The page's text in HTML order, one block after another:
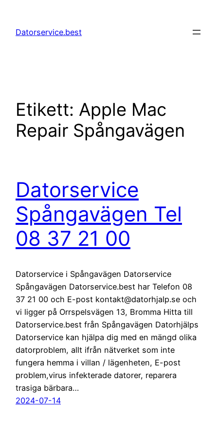
innehåll
Datorservice.best
Etikett: Apple Mac
Repair Spångavägen
Datorservice
Spångavägen Tel
08 37 21 00
Datorservice i Spångavägen Datorservice
Spångavägen Datorservice.best har Telefon 08
37 21 00 och E-post kontakt@datorhjalp.se och
vi ligger på Orrspelsvägen 13, Bromma Hitta till
Datorservice.best från Spångavägen Datorhjälps
Datorservice kan hjälpa dig med en mängd olika
datorproblem, allt ifrån nätverket som inte
fungera hemma i villan / lägenheten, E-post
problem,virus infekterade datorer, reparera
trasiga bärbara…
2024-07-14